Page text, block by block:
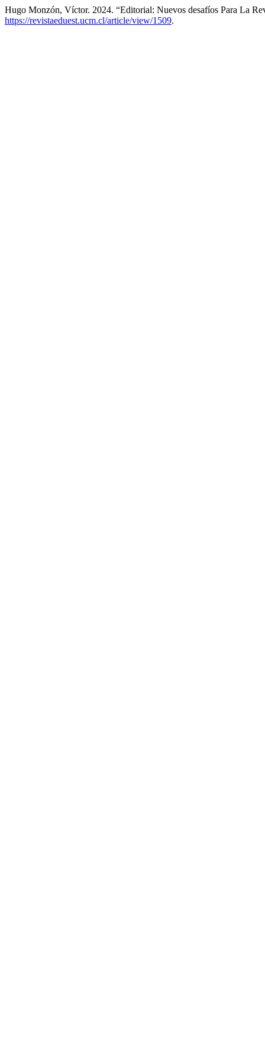
Hugo Monzón, Víctor. 2024. “Editorial: Nuevos desafíos Para La
https://revistaeduest.ucm.cl/article/view/1509.